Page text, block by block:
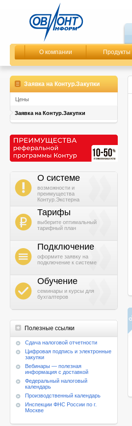
О компании Продукты
Заявка на Контур.Закупки
Цены
Заявка на Контур.Закупки
i
О системе
возможности и
преимущества
Контур.Экстерна
b
Тарифы
выберите оптимальный
тарифный план
h
Подключение
оформите заявку на
подключение к системе
g
Обучение
семинары и курсы для
бухгалтеров
Полезные ссылки
Cдача налоговой отчетности
Цифровая подпись и электронные
закупки
Вебинары — полезная
информация с доставкой
Федеральный налоговый
календарь
Производственный календарь
Инспекции ФНС России по г.
Москве